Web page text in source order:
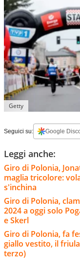
Getty
Seguici su: Google
Leggi anche:
Giro di Polonia,
maglia tricolore:
s'inchina
Giro di Polonia,
2024 a oggi solo
e Skerl
Giro di Polonia, fa
giallo vestito, il
terzo)